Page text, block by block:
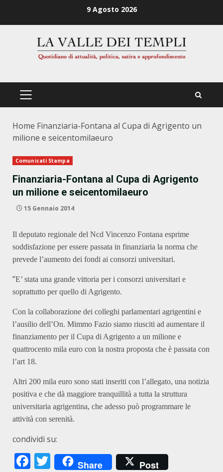
9 Agosto 2026
PRIMÄRES
Home Finanziaria-Fontana al Cupa di Agrigento un
milione e seicentomilaeuro
Comunicati Stampa
Finanziaria-Fontana al Cupa di Agrigento
un milione e seicentomilaeuro
15 Gennaio 2014
Il deputato regionale del Ncd Vincenzo Fontana esprime
soddisfazione per essere passata in finanziaria la norma che
prevede l’aumento dei fondi ai consorzi universitari.
“E’ stata una grande vittoria per i consorzi universitari e
soprattutto per quello di Agrigento.
Con la collaborazione dei colleghi parlamentari agrigentini e
l’ausilio dell’On. Mimmo Fazio siamo riusciti ad aumentare il
finanziamento per il Cupa di Agrigento a un milione e
quattrocento mila euro con la nostra proposta che è passata con
l’art 18.
Altri 200 mila euro sono stati inseriti con l’allegato, una notizia
positiva e che dà maggiore tranquillità a tutta la struttura
universitaria agrigentina, che adesso può programmare le
attività con serenità.
condividi su:
Facebook
Twitter
Share Post